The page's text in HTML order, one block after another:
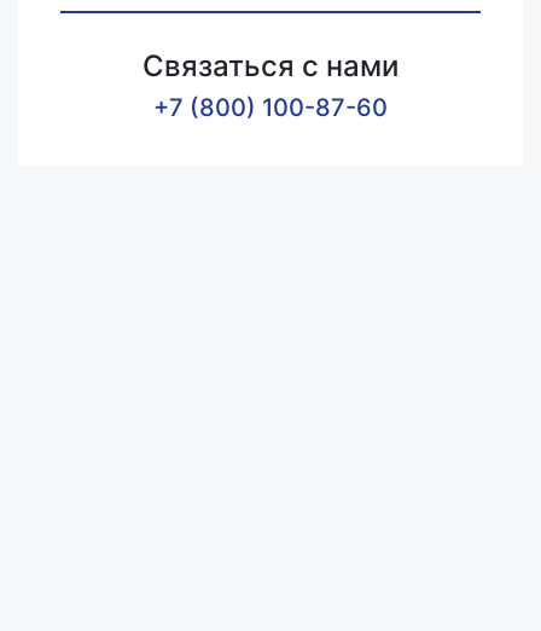
Связаться с нами
+7 (800) 100-87-60